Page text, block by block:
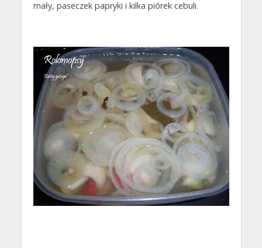
mały, paseczek papryki i kilka piórek cebuli.